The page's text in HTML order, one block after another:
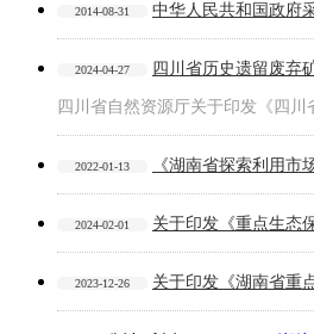
2014-08-31 中华人民共和国政府
2024-04-27 四川省历史遗留废弃
四川省自然资源厅关于印发《四
2022-01-13 《湖南省探索利用市
2024-02-01 关于印发《重点生态
2023-12-26 关于印发《湖南省重